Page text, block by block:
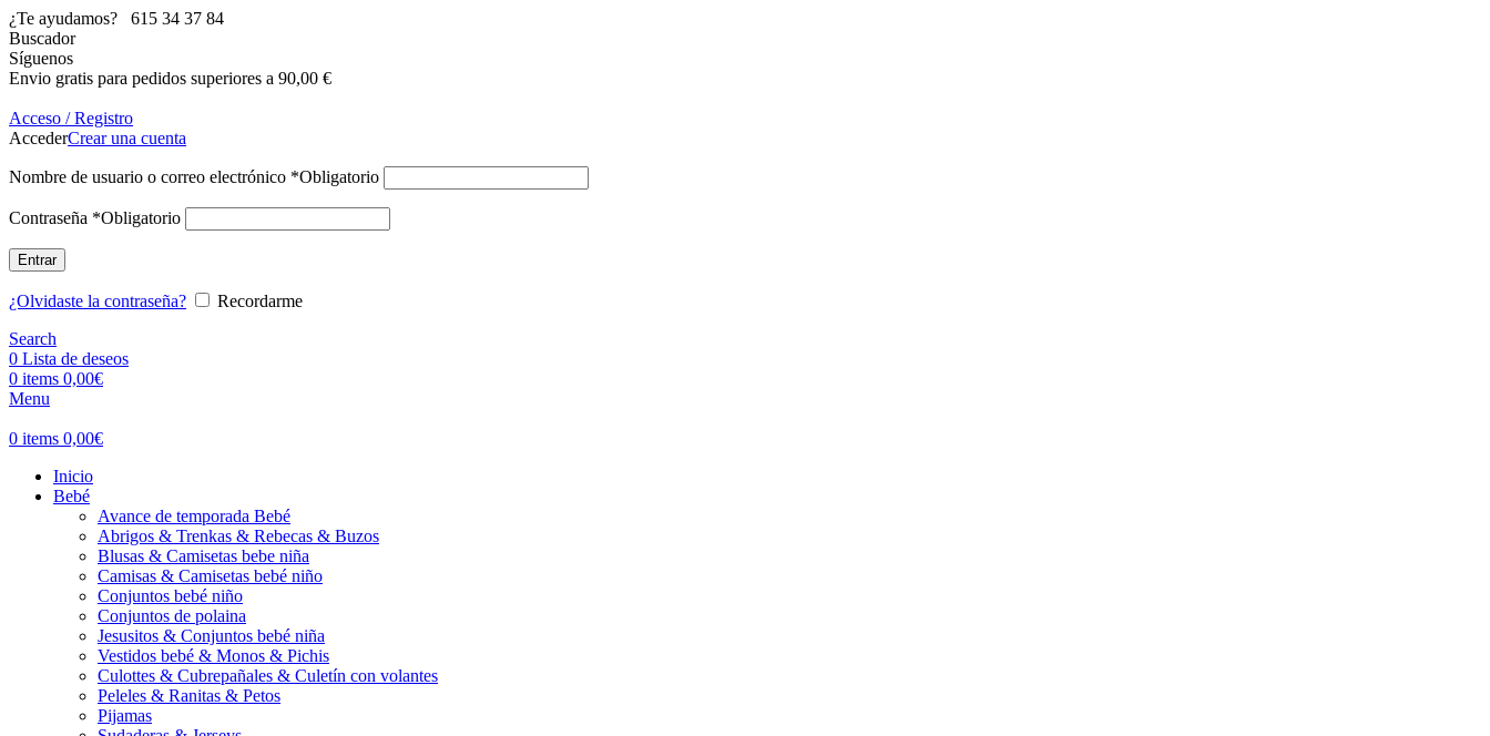
¿Te ayudamos?
615 34 37 84
Buscador
Síguenos
Envio gratis para pedidos superiores a 90,00 €
Acceso / Registro
AccederCrear una cuenta
Nombre de usuario o correo electrónico *Obligatorio
Contraseña *Obligatorio
Entrar
¿Olvidaste la contraseña?
Recordarme
Search
0 Lista de deseos
0 items 0,00€
Menu
0 items 0,00€
Inicio
Bebé
Avance de temporada Bebé
Abrigos & Trenkas & Rebecas & Buzos
Blusas & Camisetas bebe niña
Camisas & Camisetas bebé niño
Conjuntos bebé niño
Conjuntos de polaina
Jesusitos & Conjuntos bebé niña
Vestidos bebé & Monos & Pichis
Culottes & Cubrepañales & Culetín con volantes
Peleles & Ranitas & Petos
Pijamas